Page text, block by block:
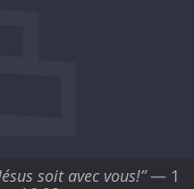
soit avec vous!”— 1